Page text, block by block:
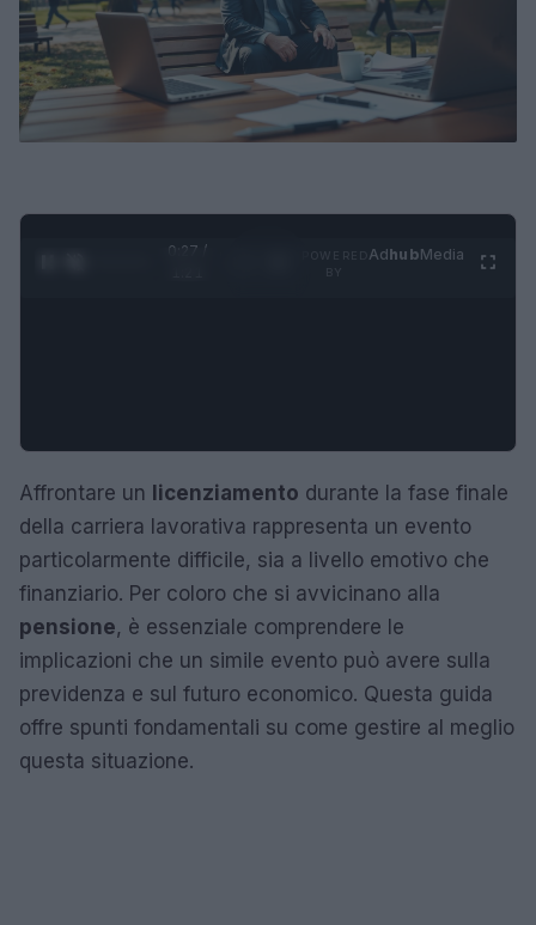
0:28 /
AdhubMedia
Affrontare un licenziamento durante la fase finale
della carriera lavorativa rappresenta un evento
particolarmente difficile, sia a livello emotivo che
finanziario. Per coloro che si avvicinano alla
pensione, è essenziale comprendere le
implicazioni che un simile evento può avere sulla
previdenza e sul futuro economico. Questa guida
offre spunti fondamentali su come gestire al meglio
questa situazione.